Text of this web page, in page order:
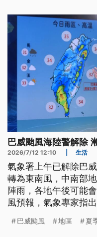
巴威颱風海陸警解除
2026/7/12 12:10 生活
氣象署上午已解除巴
轉為東南風，中南部
陣雨，各地午後可能
風預報，氣象專家指
有不同
巴威颱風 地區 夏